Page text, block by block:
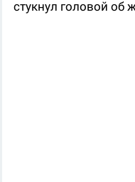
стукнул головой об